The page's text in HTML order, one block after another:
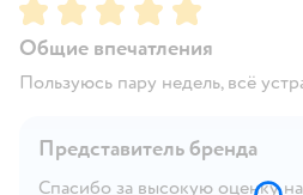
Рейтинг:5
Общие впечатления
Пользуюсь пару недель, всё
Представитель бренда
Спасибо за высокую оценку